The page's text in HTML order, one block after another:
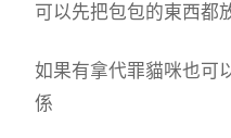
可以先把包包的東西都
如果有拿代罪貓咪也可
係